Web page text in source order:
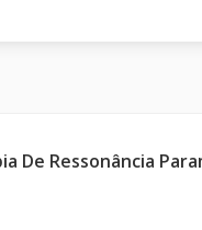
De Ressonância